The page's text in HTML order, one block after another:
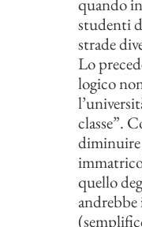
quando
studenti
strade
Lo
logico
classe”.
quello